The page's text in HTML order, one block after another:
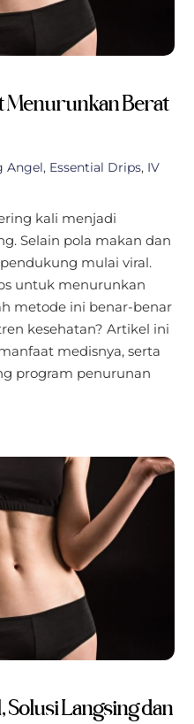
Menurunkan Berat
Angel, Essential Drips, IV
kali menjadi
Selain pola makan dan
mulai viral.
untuk menurunkan
metode ini benar-benar
kesehatan? Artikel ini
medisnya, serta
program penurunan
Langsing dan